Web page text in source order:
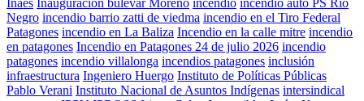
Inaes Inauguración bulevar Moreno incendio incendio auto PS Río
Negro incendio barrio zatti de viedma incendio en el Tiro Federal
Patagones incendio en La Baliza Incendio en la calle mitre incendio
en patagones Incendio en Patagones 24 de julio 2026 incendio
patagones incendio villalonga incendios patagones inclusión
infraestructura Ingeniero Huergo Instituto de Políticas Públicas
Pablo Verani Instituto Nacional de Asuntos Indígenas intersindical